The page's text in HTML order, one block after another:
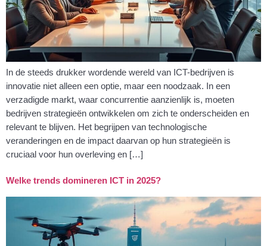
In de steeds drukker wordende wereld van ICT-bedrijven is
innovatie niet alleen een optie, maar een noodzaak. In een
verzadigde markt, waar concurrentie aanzienlijk is, moeten
bedrijven strategieën ontwikkelen om zich te onderscheiden en
relevant te blijven. Het begrijpen van technologische
veranderingen en de impact daarvan op hun strategieën is
cruciaal voor hun overleving en […]
Welke trends domineren ICT in 2025?